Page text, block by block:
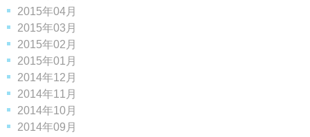
2015年04月
2015年03月
2015年02月
2015年01月
2014年12月
2014年11月
2014年10月
2014年09月